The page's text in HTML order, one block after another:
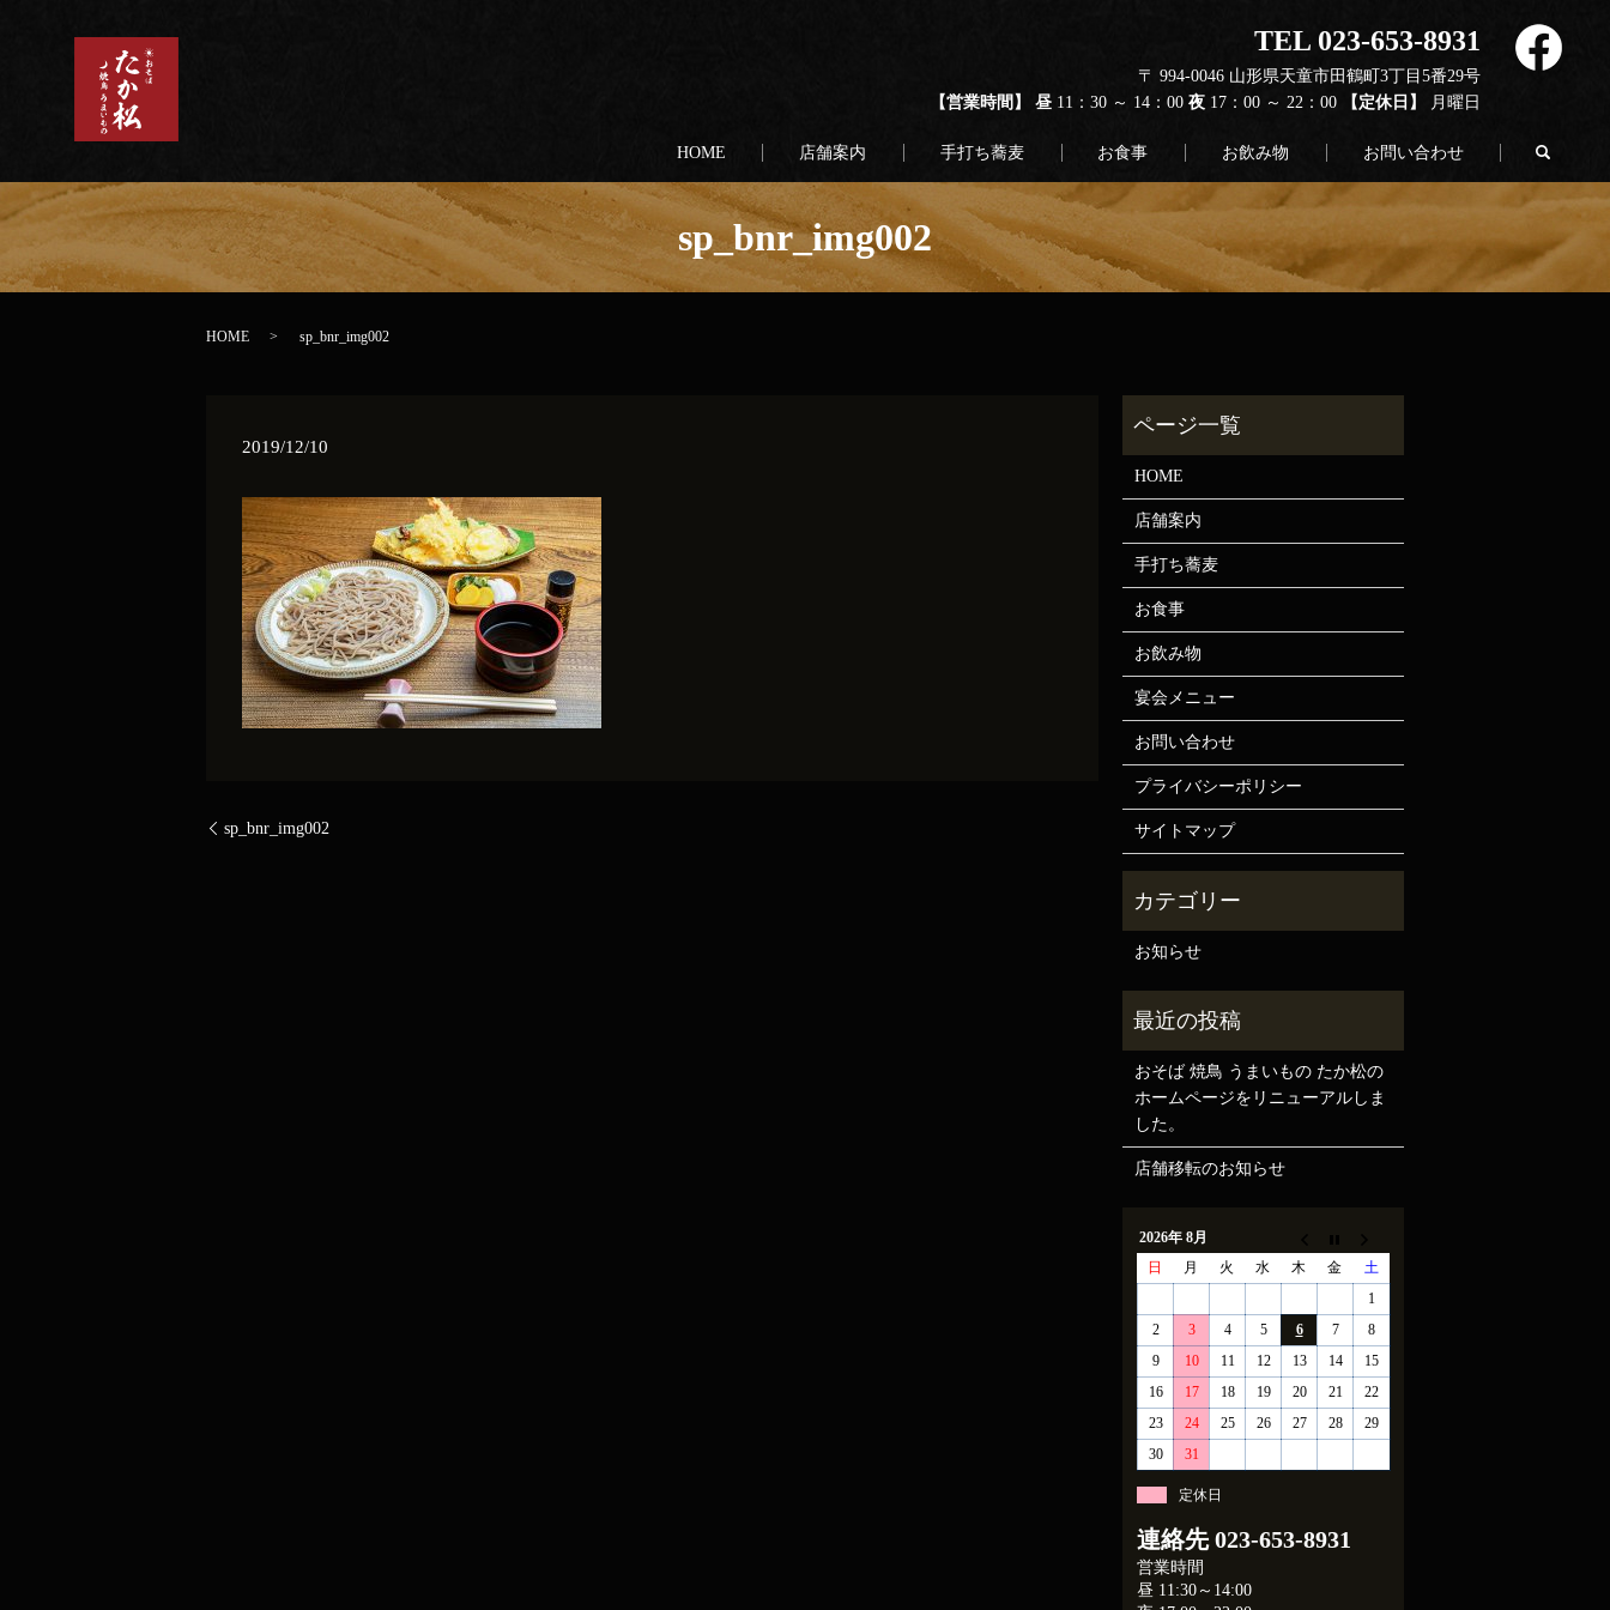
HOME 店舗案内 手打ち蕎麦 お食事 お飲み物 お問い合わせ
TEL 023-653-8931
〒 994-0046 山形県天童市田鶴町3丁目5番29号
【営業時間】 昼 11：30 ～ 14：00夜 17：00 ～ 22：00 【定休日】 月曜日
sp_bnr_img002
HOME sp_bnr_img002
2019/12/10
sp_bnr_img002
HOME
店舗案内
手打ち蕎麦
お食事
お飲み物
宴会メニュー
お問い合わせ
プライバシーポリシー
サイトマップ
お知らせ
おそば 焼鳥 うまいもの たか松の
ホームページをリニューアルしま
した。
店舗移転のお知らせ
2026年 8月
日
月 火 水 木 金
土
1
2
3 4 5 6 7
8
9
10 11 12 13 14
15
16
17 18 19 20 21
22
23
24 25 26 27 28
29
30
31
定休日
連絡先023-653-8931
営業時間
昼 11:30～14:00